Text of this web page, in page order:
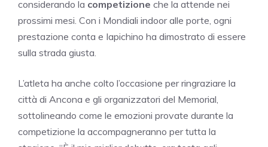
considerando la competizione che la attende nei
prossimi mesi. Con i Mondiali indoor alle porte, ogni
prestazione conta e Iapichino ha dimostrato di essere
sulla strada giusta.
L’atleta ha anche colto l’occasione per ringraziare la
città di Ancona e gli organizzatori del Memorial,
sottolineando come le emozioni provate durante la
competizione la accompagneranno per tutta la